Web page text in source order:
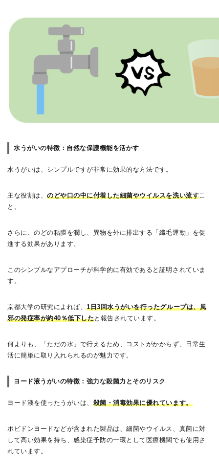
水うがいの特徴：自然な保護機能を活かす
水うがいは、シンプルですが非常に効果的な方法です。
主な役割は、のどや口の中に付着した細菌やウイルスを洗い流すこ
と。
さらに、のどの粘膜を潤し、異物を外に排出する「繊毛運動」を促
進する効果があります。
このシンプルなアプローチが科学的に有効であると証明されていま
す。
京都大学の研究によれば、1日3回水うがいを行ったグループは、風
邪の発症率が約40％低下したと報告されています。
何よりも、「ただの水」で行えるため、コストがかからず、日常生
活に簡単に取り入れられるのが魅力です。
ヨード液うがいの特徴：強力な殺菌力とそのリスク
ヨード液を使ったうがいは、 殺菌・消毒効果に優れています。
ポビドンヨードなどが含まれた製品は、細菌やウイルス、真菌に対
して高い効果を持ち、感染症予防の一環として医療機関でも使用さ
れています。